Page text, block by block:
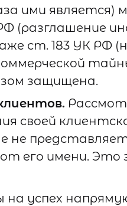
ими
(разглашение
ст. 183 УК РФ
защищена.
своей
не
его имени.
успех